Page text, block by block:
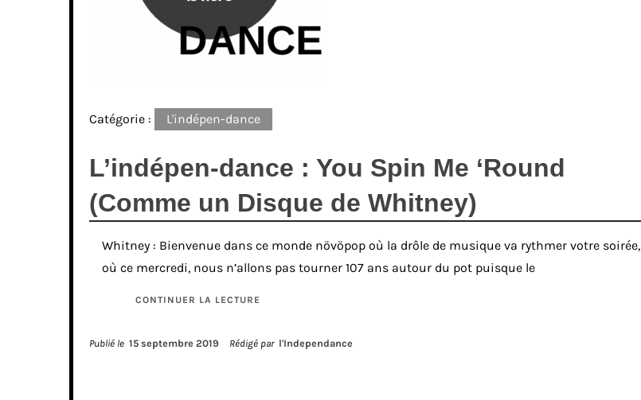
Catégorie : L'indépen-dance
L’indépen-dance : You Spin Me ‘Round
(Comme un Disque de Whitney)
Whitney : Bienvenue dans ce monde növöpop où la drôle de musique va rythmer votre soirée,
où ce mercredi, nous n’allons pas tourner 107 ans autour du pot puisque le
CONTINUER LA LECTURE
Publié le 15 septembre 2019 Rédigé par l'Independance